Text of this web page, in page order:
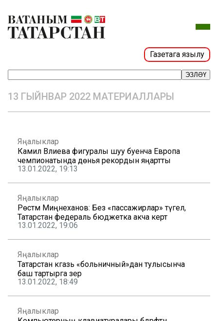
Газетага язылу
ЭЗЛӘҮ
13 ГЫЙНВАР 2022 МАТЕРИАЛЛАРЫ
Яңалыклар
Камилә Вәлиева фигуралы шуу буенча Европа
чемпионатында дөнья рекордын яңартты
13.01.2022, 19:13
Яңалыклар
Рөстәм Миңнеханов: Без «пассажирлар» түгел,
Татарстан федераль бюджетка акча кертә
13.01.2022, 19:06
Яңалыклар
Татарстан кәгазь «больничный»дан тулысынча
баш тартырга әзер
13.01.2022, 18:49
Яңалыклар